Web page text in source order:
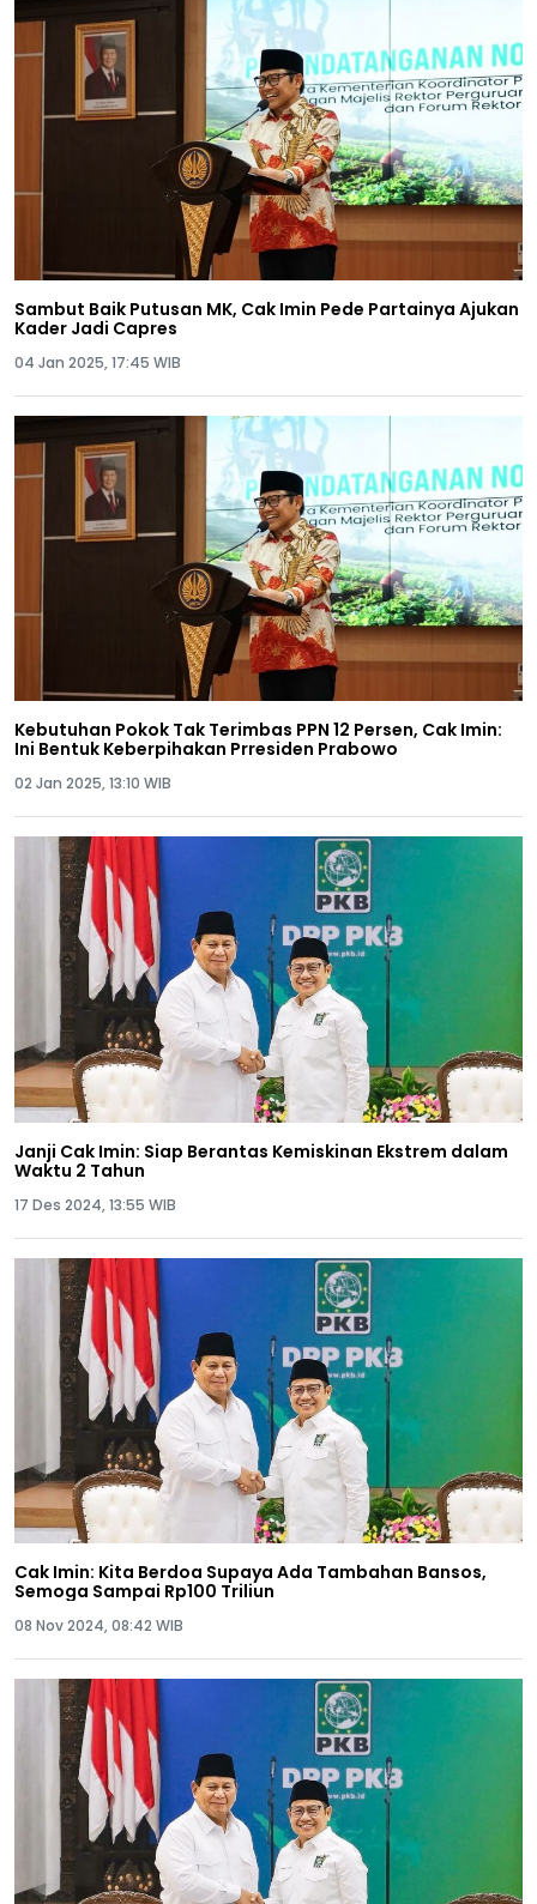
Sambut Baik Putusan MK, Cak Imin Pede Partainya Ajukan
Kader Jadi Capres
04 Jan 2025, 17:45 WIB
Kebutuhan Pokok Tak Terimbas PPN 12 Persen, Cak Imin:
Ini Bentuk Keberpihakan Prresiden Prabowo
02 Jan 2025, 13:10 WIB
Janji Cak Imin: Siap Berantas Kemiskinan Ekstrem dalam
Waktu 2 Tahun
17 Des 2024, 13:55 WIB
Cak Imin: Kita Berdoa Supaya Ada Tambahan Bansos,
Semoga Sampai Rp100 Triliun
08 Nov 2024, 08:42 WIB